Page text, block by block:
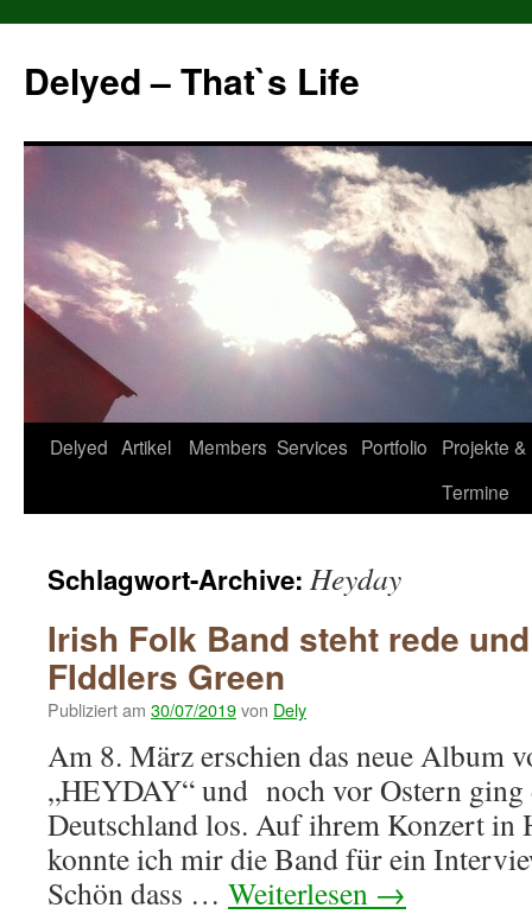
Delyed – That`s Life
Zum
Delyed Artikel Members Services Portfolio
Projekte &
Termine
Schlagwort-Archive: Heyday
Irish Folk Band steht rede
FIddlers Green
Publiziert am 30/07/2019von Dely
Am 8. März erschien das neue Album
„HEYDAY“ und noch vor Ostern
Deutschland los. Auf ihrem Konzert in
konnte ich mir die Band für ein
Schön dass … Weiterlesen →